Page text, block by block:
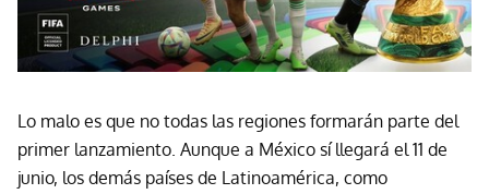
Lo malo es que no todas las regiones formarán parte del
primer lanzamiento. Aunque a México sí llegará el 11 de
junio, los demás países de Latinoamérica, como